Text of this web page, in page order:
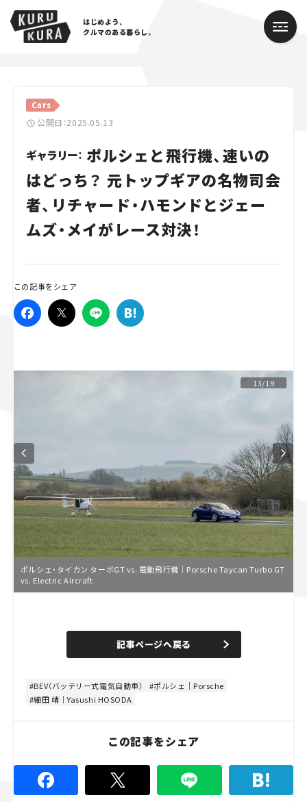
はじめよう、
クルマのある暮らし。
Cars
公開日：2025.05.13
ギャラリー： ポルシェと飛行機、速いの
はどっち？ 元トップギアの名物司会
者、リチャード・ハモンドとジェー
ムズ・メイがレース対決！
この記事をシェア
13/19
ポルシェ・タイカン ターボGT vs. 電動飛行機｜Porsche Taycan Turbo GT
vs. Electric Aircraft
n
e
d
8
記事ページへ戻る
BEV（バッテリー式電気自動車）
ポルシェ｜Porsche
細田 靖｜Yasushi HOSODA
この記事をシェア
Cars
Lifestyle
Traffic
Special
Campaign
人気のハッシュタグ
スズキ ジムニー｜Suzuki Jimny